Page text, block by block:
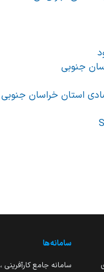
جنوبی
سامانه‌ها
سامانه جامع کارآفرینی ،